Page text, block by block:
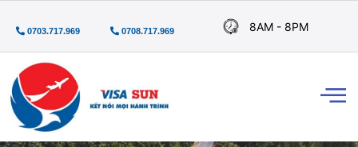
0703.717.969 0708.717.969 8AM - 8PM